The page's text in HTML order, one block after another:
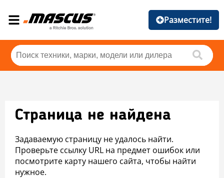
Разместите!
Страница не найдена
Задаваемую страницу не удалось найти.
Проверьте ссылку URL на предмет ошибок или
посмотрите карту нашего сайта, чтобы найти
нужное.